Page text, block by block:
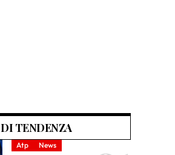
DI TENDENZA
Atp News